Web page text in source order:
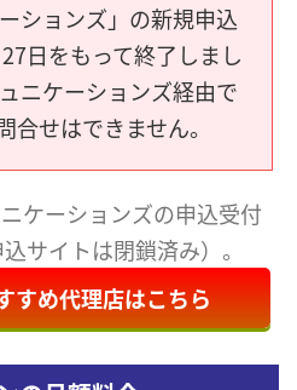
ションズ」の新規申込
日をもって終了しまし
ニケーションズ経由で
合せはできません。
ケーションズの申込受付
サイトは閉鎖済み）。
すめ代理店はこちら